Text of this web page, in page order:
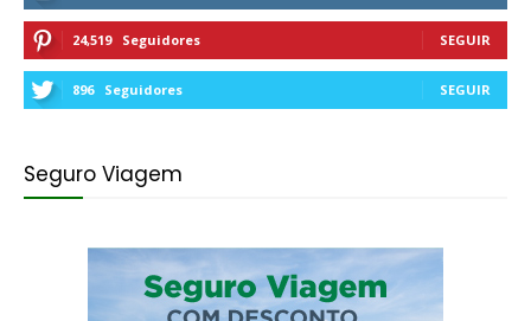
24,519 Seguidores SEGUIR
896 Seguidores SEGUIR
Seguro Viagem